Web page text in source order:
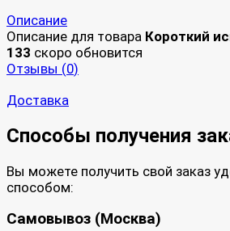
Описание
Описание для товара Короткий
133 скоро обновится
Отзывы (0)
Доставка
Способы получения
Вы можете получить свой заказ
способом:
Самовывоз (Москва)